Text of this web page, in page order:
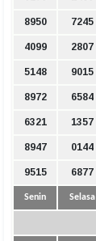
8950 7245
4099 2807
5148 9015
8972 6584
6321 1357
8947 0144
9515 6877
Senin Selasa